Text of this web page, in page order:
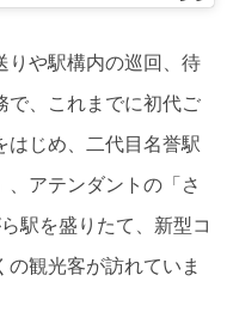
りや駅構内の巡回、待
で、これまでに初代ご
はじめ、二代目名誉駅
アテンダントの「さ
駅を盛りたて、新型コ
の観光客が訪れていま